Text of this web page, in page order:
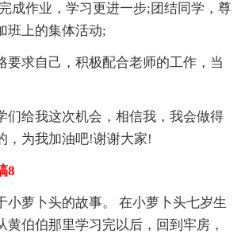
成作业，学习更进一步;团结同学，尊
班上的集体活动;
要求自己，积极配合老师的工作，当
们给我这次机会，相信我，我会做得
，为我加油吧!谢谢大家!
8
小萝卜头的故事。 在小萝卜头七岁生
黄伯伯那里学习完以后，回到牢房，